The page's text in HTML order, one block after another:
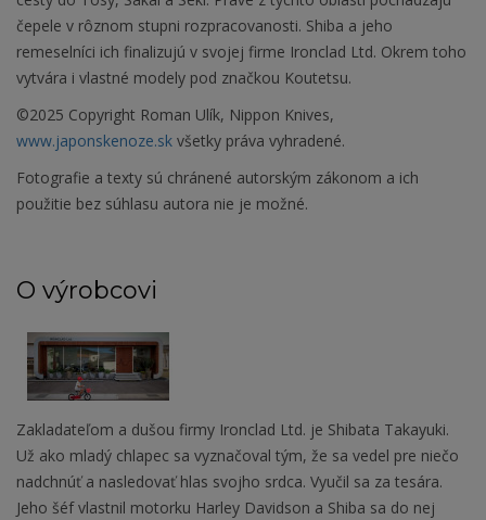
čepele v rôznom stupni rozpracovanosti. Shiba a jeho
remeselníci ich finalizujú v svojej firme Ironclad Ltd. Okrem toho
vytvára i vlastné modely pod značkou Koutetsu.
©2025 Copyright Roman Ulík, Nippon Knives,
www.japonskenoze.sk všetky práva vyhradené.
Fotografie a texty sú chránené autorským zákonom a ich
použitie bez súhlasu autora nie je možné.
O výrobcovi
Zakladateľom a dušou firmy Ironclad Ltd. je Shibata Takayuki.
Už ako mladý chlapec sa vyznačoval tým, že sa vedel pre niečo
nadchnúť a nasledovať hlas svojho srdca. Vyučil sa za tesára.
Jeho šéf vlastnil motorku Harley Davidson a Shiba sa do nej